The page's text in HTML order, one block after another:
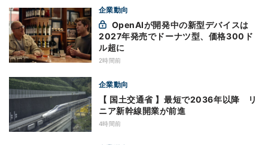
企業動向
2027年発売でドーナツ型、価格300ド
ル超に
2時間前
企業動向
【 国土交通省 】最短で2036年以降 リ
ニア新幹線開業が前進
4時間前